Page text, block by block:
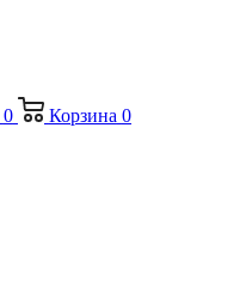
0 Корзина 0